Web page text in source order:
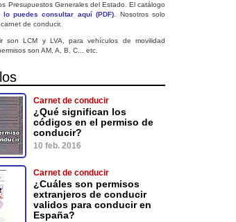
Presupuestos Generales del Estado. El catálogo
lo puedes consultar aquí (PDF) . Nosotros solo
de conducir.
son LCM y LVA, para vehículos de movilidad
son AM, A, B, C... etc.
Carnet de conducir
¿Qué significan los
códigos en el permiso de
conducir?
10 feb. 2016
Carnet de conducir
¿Cuáles son permisos
extranjeros de conducir
validos para conducir en
España?